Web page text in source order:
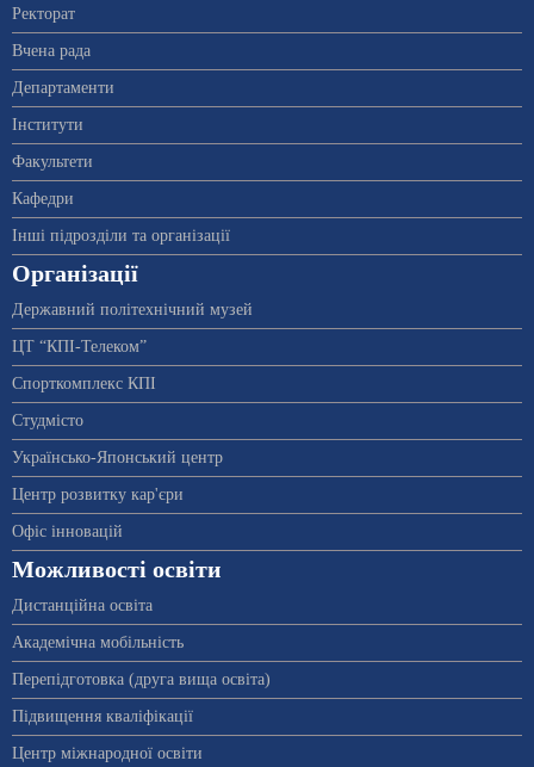
Ректорат
Вчена рада
Департаменти
Інститути
Факультети
Кафедри
Інші підрозділи та організації
Організації
Державний політехнічний музей
ЦТ “КПІ-Телеком”
Спорткомплекс КПІ
Студмісто
Українсько-Японський центр
Центр розвитку кар'єри
Офіс інновацій
Можливості освіти
Дистанційна освіта
Академічна мобільність
Перепідготовка (друга вища освіта)
Підвищення кваліфікації
Центр міжнародної освіти